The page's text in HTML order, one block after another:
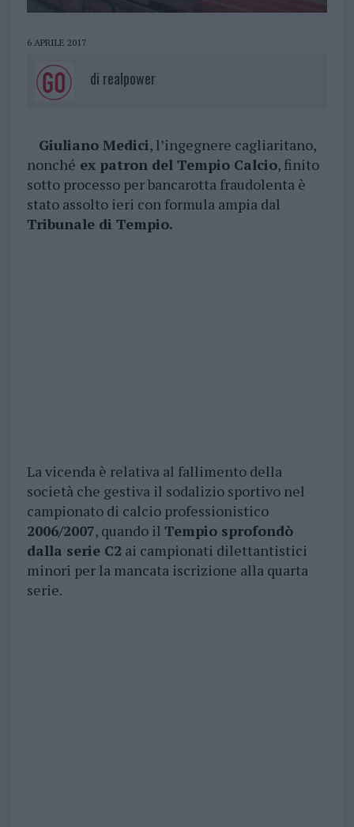
6 APRILE 2017
di realpower
Giuliano Medici, l’ingegnere cagliaritano,
nonché ex patron del Tempio Calcio, finito
sotto processo per bancarotta fraudolenta è
stato assolto ieri con formula ampia dal
Tribunale di Tempio.
La vicenda è relativa al fallimento della
società che gestiva il sodalizio sportivo nel
campionato di calcio professionistico
2006/2007, quando il Tempio sprofondò
dalla serie C2 ai campionati dilettantistici
minori per la mancata iscrizione alla quarta
serie.